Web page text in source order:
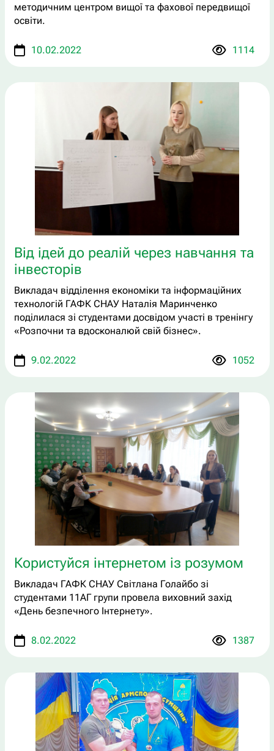
методичним центром вищої та фахової передвищої
освіти.
10.02.2022 1114
Від ідей до реалій через навчання та
інвесторів
Викладач відділення економіки та інформаційних
технологій ГАФК СНАУ Наталія Маринченко
поділилася зі студентами досвідом участі в тренінгу
«Розпочни та вдосконалюй свій бізнес».
9.02.2022 1052
Користуйся інтернетом із розумом
Викладач ГАФК СНАУ Світлана Голайбо зі
студентами 11АГ групи провела виховний захід
«День безпечного Інтернету».
8.02.2022 1387